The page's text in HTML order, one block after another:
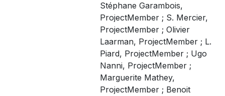
Stéphane Garambois,
ProjectMember ; S. Mercier,
ProjectMember ; Olivier
Laarman, ProjectMember ; L.
Piard, ProjectMember ; Ugo
Nanni, ProjectMember ;
Marguerite Mathey,
ProjectMember ; Benoit